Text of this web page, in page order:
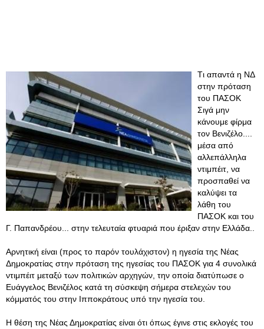
Tι απαντά η ΝΔ
στην πρόταση
του ΠΑΣΟΚ
Σιγά μην
κάνουμε φίρμα
τον Βενιζέλο....
μέσα από
αλλεπάλληλα
ντιμπέιτ, να
προσπαθεί να
καλύψει τα
λάθη του
ΠΑΣΟΚ και του
Γ. Παπανδρέου... στην τελευταία φτυαριά που έριξαν στην Ελλάδα..
Αρνητική είναι (προς το παρόν τουλάχιστον) η ηγεσία της Νέας
Δημοκρατίας στην πρόταση της ηγεσίας του ΠΑΣΟΚ για 4 συνολικά
ντιμπέιτ μεταξύ των πολιτικών αρχηγών, την οποία διατύπωσε ο
Ευάγγελος Βενιζέλος κατά τη σύσκεψη σήμερα στελεχών του
κόμματός του στην Ιπποκράτους υπό την ηγεσία του.
Η θέση της Νέας Δημοκρατίας είναι ότι όπως έγινε στις εκλογές του